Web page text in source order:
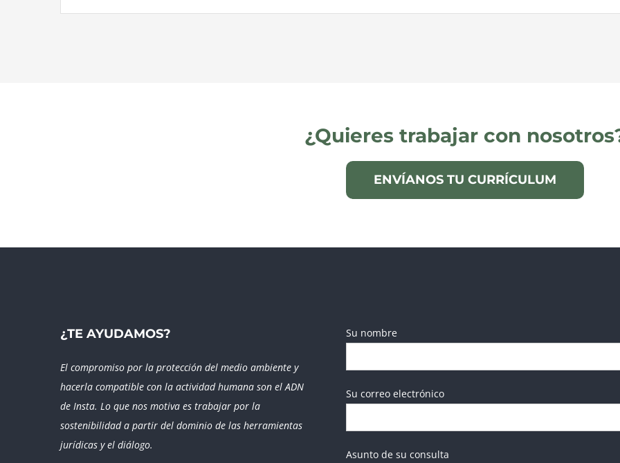
¿Quieres trabajar con
ENVÍANOS TU CURRÍCULUM
¿TE AYUDAMOS?
El compromiso por la protección del medio ambiente y
hacerla compatible con la actividad humana son el ADN
de Insta. Lo que nos motiva es trabajar por la
sostenibilidad a partir del dominio de las herramientas
jurídicas y el diálogo.
Su nombre
Su correo electrónico
Asunto de su consulta